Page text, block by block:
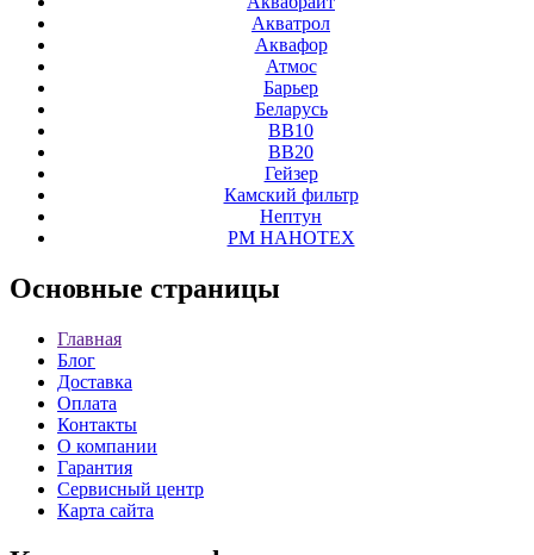
Акватрол
Аквафор
Атмос
Барьер
Беларусь
ВВ10
ВВ20
Гейзер
Камский фильтр
Нептун
РМ НАНОТЕХ
Основные страницы
Главная
Блог
Доставка
Оплата
Контакты
О компании
Гарантия
Сервисный центр
Карта сайта